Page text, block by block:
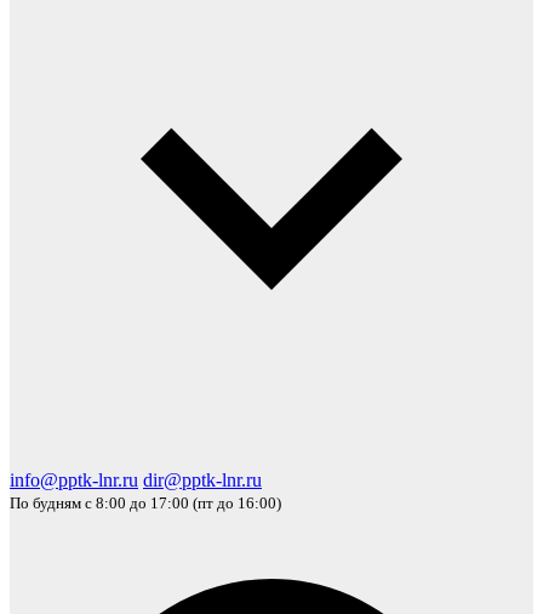
info@pptk-lnr.ru dir@pptk-lnr.ru
По будням с 8:00 до 17:00 (пт до 16:00)